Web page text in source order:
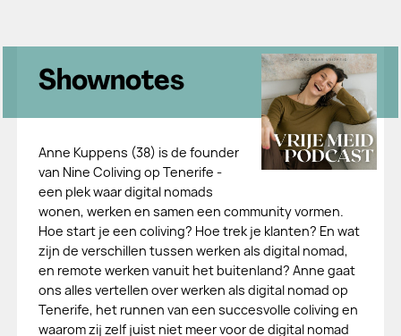
Shownotes
Anne Kuppens (38) is de founder
van Nine Coliving op Tenerife -
een plek waar digital nomads
wonen, werken en samen een community vormen.
Hoe start je een coliving? Hoe trek je klanten? En wat
zijn de verschillen tussen werken als digital nomad,
en remote werken vanuit het buitenland? Anne gaat
ons alles vertellen over werken als digital nomad op
Tenerife, het runnen van een succesvolle coliving en
waarom zij zelf juist niet meer voor de digital nomad